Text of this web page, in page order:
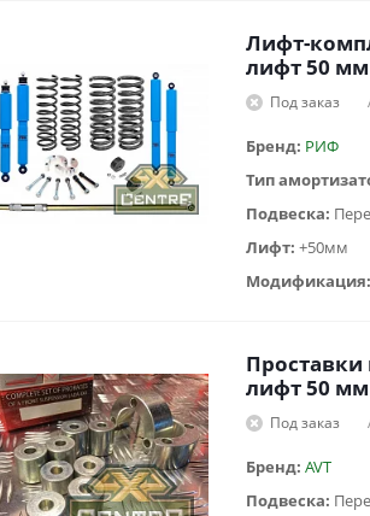
Лифт-
лифт 50 мм
Под заказ
Бренд: РИФ
Тип
Подвеска:
Лифт: +50мм
Модификация:
лифт 50 мм
Под заказ
Бренд: AVT
Подвеска: